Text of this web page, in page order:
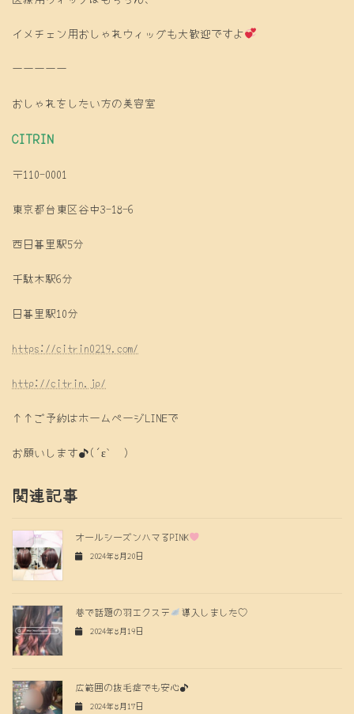
イメチェン用おしゃれウィッグも大歓迎ですよ
ーーーーー
おしゃれをしたい方の美容室
CITRIN
〒110-0001
東京都台東区谷中3-18-6
西日暮里駅5分
千駄木駅6分
日暮里駅10分
https://citrin0219.com/
http://citrin.jp/
↑↑ご予約はホームページLINEで
お願いします♪(´ε｀ )
関連記事
オールシーズンハマるPINK
2024年8月20日
巷で話題の羽エクステ 導入しました♡
2024年8月19日
広範囲の抜毛症でも安心♪
2024年8月17日